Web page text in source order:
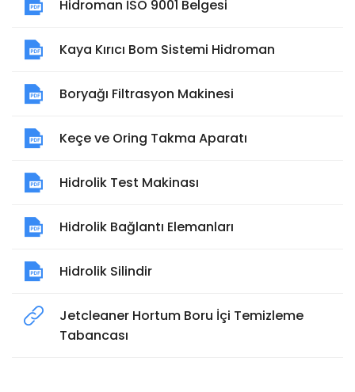
Hidroman İSO 9001 Belgesi
Kaya Kırıcı Bom Sistemi Hidroman
Boryağı Filtrasyon Makinesi
Keçe ve Oring Takma Aparatı
Hidrolik Test Makinası
Hidrolik Bağlantı Elemanları
Hidrolik Silindir
Jetcleaner Hortum Boru İçi Temizleme
Tabancası